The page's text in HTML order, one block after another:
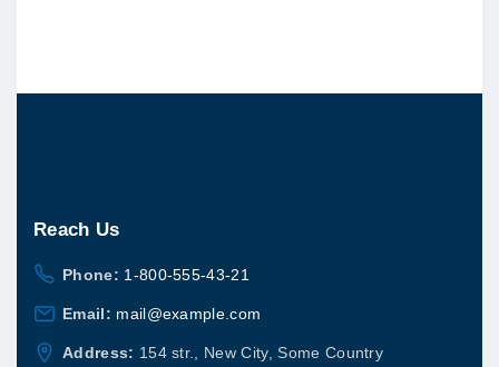
Reach Us
Phone: 1-800-555-43-21
Email: mail@example.com
Address: 154 str., New City, Some Country